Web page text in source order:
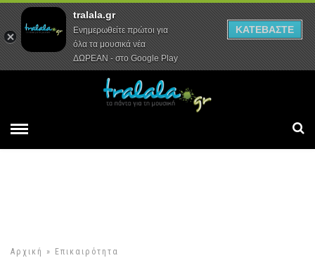
Αρχική Συνεντεύξεις Ρεπορτάζ
Αρχική » Επικαιρότητα
tralala.gr
Ενημερωθείτε πρώτοι για
όλα τα μουσικά νέα
ΔΩΡΕΑΝ - στο Google Play
ΚΑΤΕΒΑΣΤΕ